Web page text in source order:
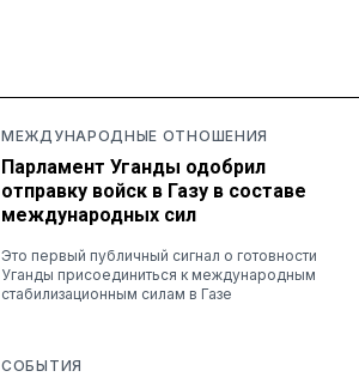
МЕЖДУНАРОДНЫЕ ОТНОШЕНИЯ
Парламент Уганды одобрил
отправку войск в Газу в составе
международных сил
Это первый публичный сигнал о готовности
Уганды присоединиться к международным
стабилизационным силам в Газе
СОБЫТИЯ